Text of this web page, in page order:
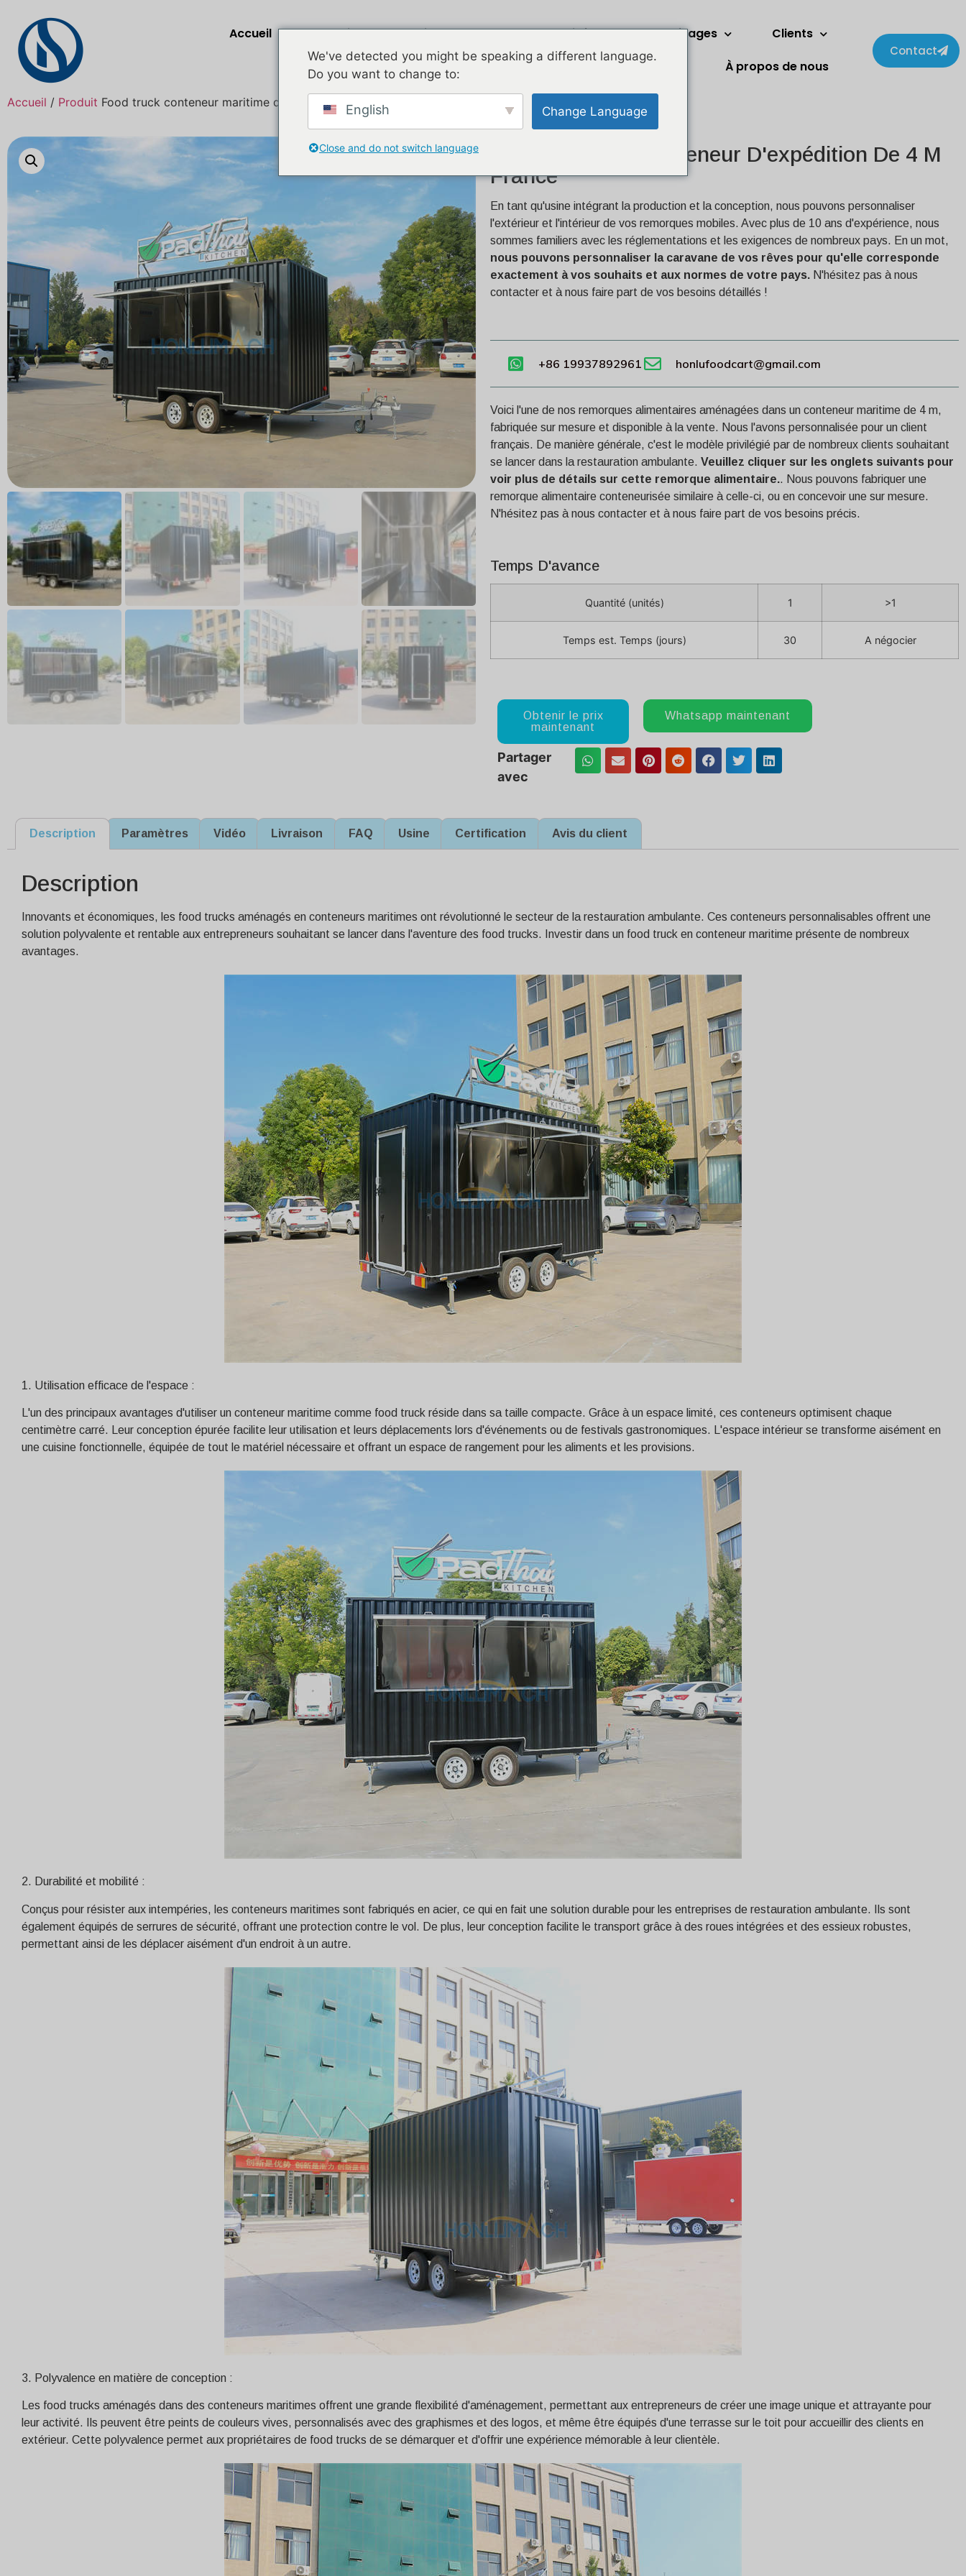
Accueil Produits Airstream Galvanisé Deux étages
Clients
Appareils électroménagers
À propos de nous
Contact
Accueil / Produit Food truck conteneur maritime de 4 m, France
Food Truck En Conteneur D'expédition De 4 M
France
En tant qu'usine intégrant la production et la conception, nous pouvons personnaliser
l'extérieur et l'intérieur de vos remorques mobiles. Avec plus de 10 ans d'expérience, nous
sommes familiers avec les réglementations et les exigences de nombreux pays. En un mot,
nous pouvons personnaliser la caravane de vos rêves pour qu'elle corresponde
exactement à vos souhaits et aux normes de votre pays. N'hésitez pas à nous
contacter et à nous faire part de vos besoins détaillés !
+86 19937892961 honlufoodcart@gmail.com
Voici l'une de nos remorques alimentaires aménagées dans un conteneur maritime de 4 m,
fabriquée sur mesure et disponible à la vente. Nous l'avons personnalisée pour un client
français. De manière générale, c'est le modèle privilégié par de nombreux clients souhaitant
se lancer dans la restauration ambulante. Veuillez cliquer sur les onglets suivants pour
voir plus de détails sur cette remorque alimentaire.. Nous pouvons fabriquer une
remorque alimentaire conteneurisée similaire à celle-ci, ou en concevoir une sur mesure.
N'hésitez pas à nous contacter et à nous faire part de vos besoins précis.
Temps D'avance
Quantité (unités) 1 >1
Temps est. Temps (jours) 30 A négocier
Obtenir le prix
maintenant
Whatsapp maintenant
Partager
avec
Description Paramètres Vidéo Livraison FAQ Usine Certification Avis du client
Description
Innovants et économiques, les food trucks aménagés en conteneurs maritimes ont révolutionné le secteur de la restauration ambulante. Ces conteneurs personnalisables offrent une
solution polyvalente et rentable aux entrepreneurs souhaitant se lancer dans l'aventure des food trucks. Investir dans un food truck en conteneur maritime présente de nombreux
avantages.
1. Utilisation efficace de l'espace :
L'un des principaux avantages d'utiliser un conteneur maritime comme food truck réside dans sa taille compacte. Grâce à un espace limité, ces conteneurs optimisent chaque
centimètre carré. Leur conception épurée facilite leur utilisation et leurs déplacements lors d'événements ou de festivals gastronomiques. L'espace intérieur se transforme aisément en
une cuisine fonctionnelle, équipée de tout le matériel nécessaire et offrant un espace de rangement pour les aliments et les provisions.
2. Durabilité et mobilité :
Conçus pour résister aux intempéries, les conteneurs maritimes sont fabriqués en acier, ce qui en fait une solution durable pour les entreprises de restauration ambulante. Ils sont
également équipés de serrures de sécurité, offrant une protection contre le vol. De plus, leur conception facilite le transport grâce à des roues intégrées et des essieux robustes,
permettant ainsi de les déplacer aisément d'un endroit à un autre.
3. Polyvalence en matière de conception :
Les food trucks aménagés dans des conteneurs maritimes offrent une grande flexibilité d'aménagement, permettant aux entrepreneurs de créer une image unique et attrayante pour
leur activité. Ils peuvent être peints de couleurs vives, personnalisés avec des graphismes et des logos, et même être équipés d'une terrasse sur le toit pour accueillir des clients en
extérieur. Cette polyvalence permet aux propriétaires de food trucks de se démarquer et d'offrir une expérience mémorable à leur clientèle.
We've detected you might be speaking a different language.
Do you want to change to:
English Change Language
Close and do not switch language